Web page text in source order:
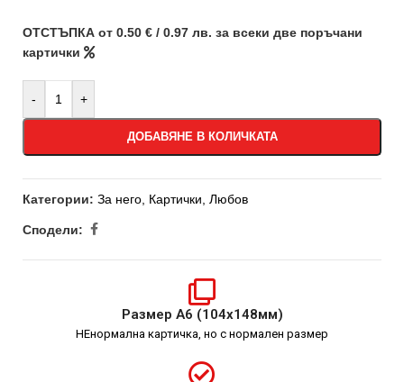
ОТСТЪПКА от 0.50 € / 0.97 лв. за всеки две поръчани
картички
- +
ДОБАВЯНЕ В КОЛИЧКАТА
Категории: За него Картички Любов
Сподели:
Размер А6 (104х148мм)
НЕнормална картичка, но с нормален размер